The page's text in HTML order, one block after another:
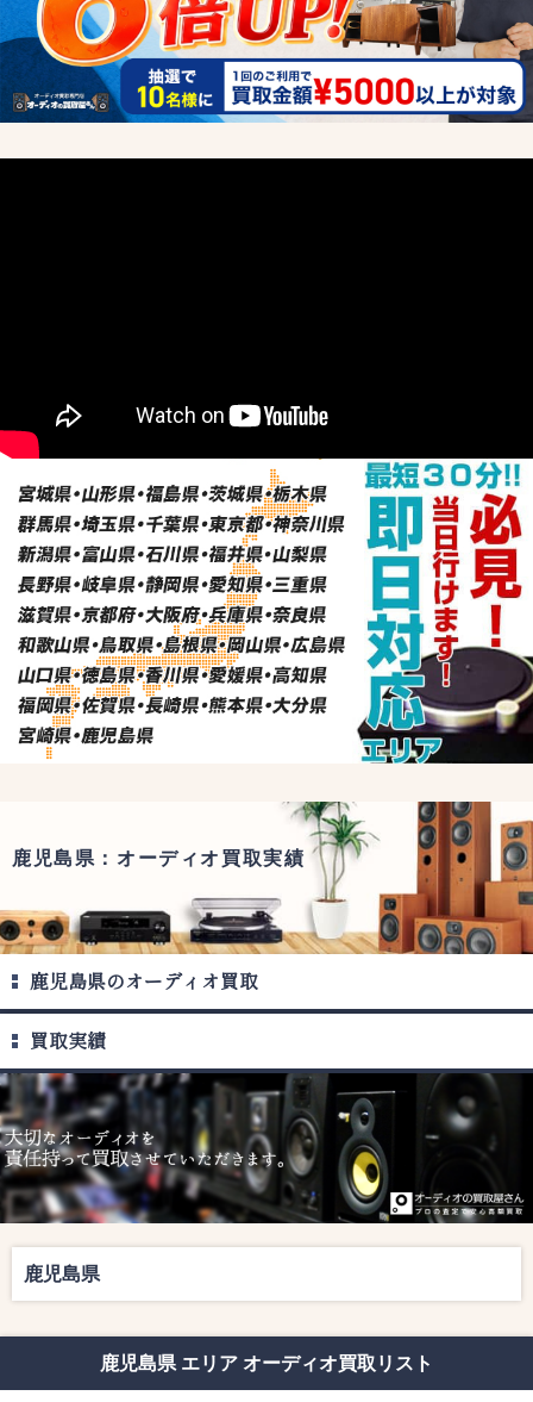
鹿児島県：オーディオ買取実績
鹿児島県のオーディオ買取
買取実績
鹿児島県
鹿児島県 エリア オーディオ買取リスト